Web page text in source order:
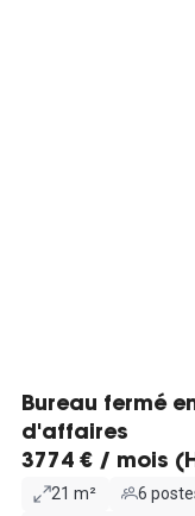
Bureau fermé
d'affaires
3774 € / mois
21 m²
6